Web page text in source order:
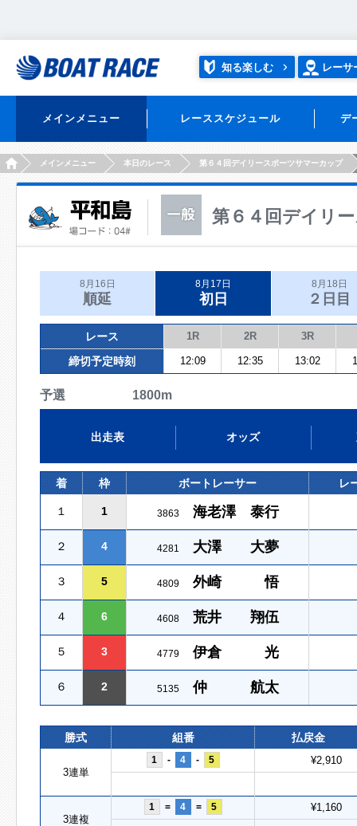
知る楽しむ レーサ
メインメニュー レーススケジュール デ
HOMEメインメニュー 本日のレース 第６４回デイリースポーツサマーカップ
第６４回デイリ
8月16日
順延
8月17日
初日
8月18日
２日目
レース 1R 2R 3R
締切予定時刻 12:09 12:35 13:02
予選 1800m
出走表 オッズ
着 枠 ボートレーサー レ
１ 1 3863 海老澤 泰行
２ 4 4281 大澤 大夢
３ 5 4809 外崎 悟
４ 6 4608 荒井 翔伍
５ 3 4779 伊倉 光
６ 2 5135 仲 航太
勝式 組番 払戻金
3連単
1 - 4 - 5 ¥2,910
3連複
1 = 4 = 5 ¥1,160